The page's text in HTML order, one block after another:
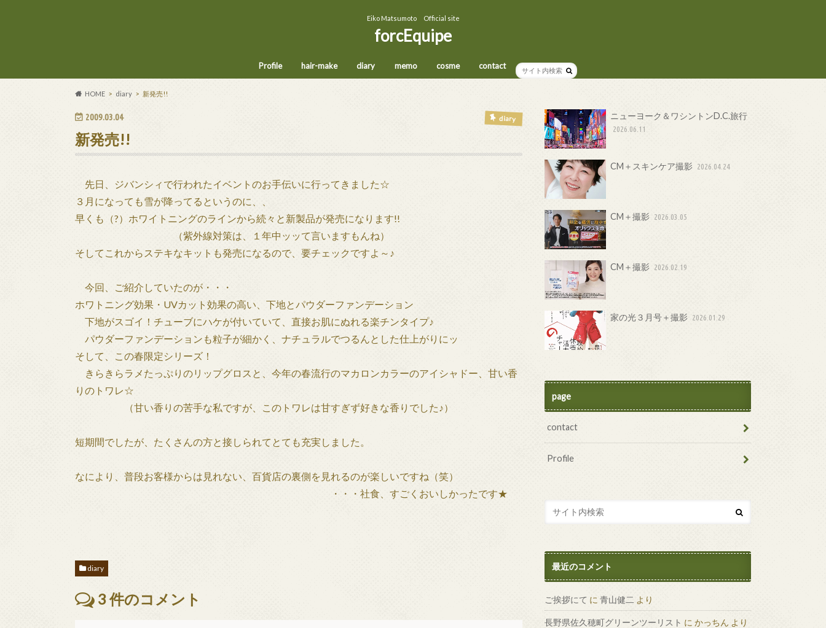
Eiko Matsumoto Official site
forcEquipe
Profile hair-make diary memo cosme contact
HOME diary 新発売!!
2009.03.04 diary
新発売!!
先日、ジバンシィで行われたイベントのお手伝いに行ってきました☆
３月になっても雪が降ってるというのに、、
早くも（?）ホワイトニングのラインから続々と新製品が発売になります!!
（紫外線対策は、１年中ッッて言いますもんね）
そしてこれからステキなキットも発売になるので、要チェックですよ～♪
今回、ご紹介していたのが・・・
ホワトニング効果・UVカット効果の高い、下地とパウダーファンデーション
下地がスゴイ！チューブにハケが付いていて、直接お肌にぬれる楽チンタイプ♪
パウダーファンデーションも粒子が細かく、ナチュラルでつるんとした仕上がりにッ
そして、この春限定シリーズ！
きらきらラメたっぷりのリップグロスと、今年の春流行のマカロンカラーのアイシャドー、甘い香
りのトワレ☆
（甘い香りの苦手な私ですが、このトワレは甘すぎず好きな香りでした♪）
短期間でしたが、たくさんの方と接しられてとても充実しました。
なにより、普段お客様からは見れない、百貨店の裏側を見れるのが楽しいですね（笑）
・・・社食、すごくおいしかったです★
diary
3件のコメント
ニューヨーク＆ワシントンD.C.旅行
2026.06.11
CM＋スキンケア撮影 2026.04.24
CM＋撮影 2026.03.05
CM＋撮影 2026.02.19
家の光３月号＋撮影 2026.01.29
page
contact
Profile
最近のコメント
ご挨拶にて に 青山健二 より
長野県佐久穂町グリーンツーリスト に かっちん より